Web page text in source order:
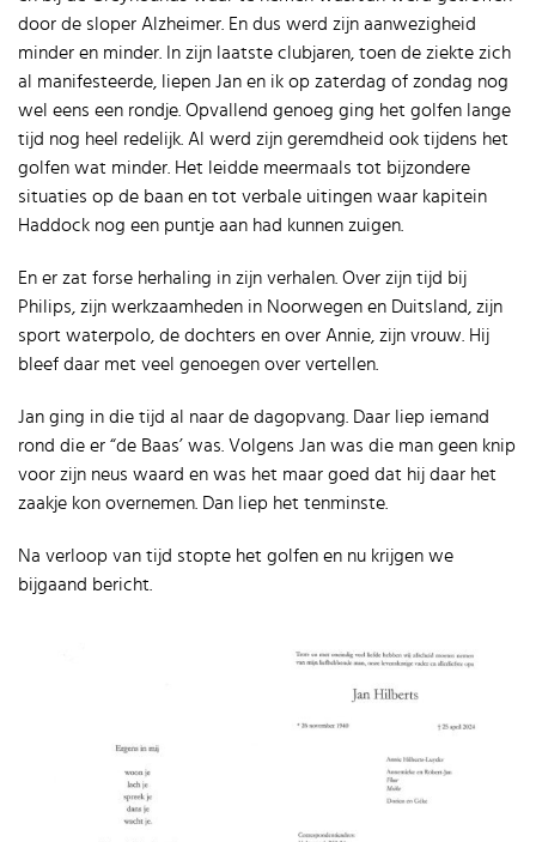
door de sloper Alzheimer. En dus werd zijn aanwezigheid
minder en minder. In zijn laatste clubjaren, toen de ziekte zich
al manifesteerde, liepen Jan en ik op zaterdag of zondag nog
wel eens een rondje. Opvallend genoeg ging het golfen lange
tijd nog heel redelijk. Al werd zijn geremdheid ook tijdens het
golfen wat minder. Het leidde meermaals tot bijzondere
situaties op de baan en tot verbale uitingen waar kapitein
Haddock nog een puntje aan had kunnen zuigen.
En er zat forse herhaling in zijn verhalen. Over zijn tijd bij
Philips, zijn werkzaamheden in Noorwegen en Duitsland, zijn
sport waterpolo, de dochters en over Annie, zijn vrouw. Hij
bleef daar met veel genoegen over vertellen.
Jan ging in die tijd al naar de dagopvang. Daar liep iemand
rond die er “de Baas’ was. Volgens Jan was die man geen knip
voor zijn neus waard en was het maar goed dat hij daar het
zaakje kon overnemen. Dan liep het tenminste.
Na verloop van tijd stopte het golfen en nu krijgen we
bijgaand bericht.